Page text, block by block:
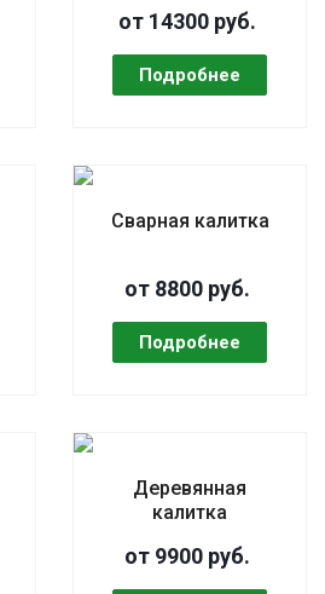
от 14300 руб.
Сварная калитка
от 8800 руб.
Деревянная
калитка
от 9900 руб.